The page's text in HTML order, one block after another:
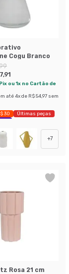
Cogu Branco
ou 1x no Cartão de
até4x de R$ 54,97 sem
30
Últimas peças
+7
Rosa 21 cm